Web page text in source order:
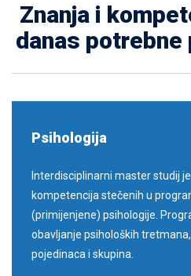
Znanja i
danas
Psihologija
Interdisciplinarni master studij
kompetencija stečenih u
(primijenjene) psihologije.
obavljanje psiholoških
pojedinaca i skupina.